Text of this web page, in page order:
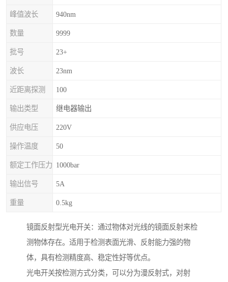
峰值波长 940nm
数量 9999
批号 23+
波长 23nm
近距离探测 100
输出类型 继电器输出
供应电压 220V
操作温度 50
额定工作压力 1000bar
输出信号 5A
重量 0.5kg
镜面反射型光电开关：通过物体对光线的镜面反射来检
测物体存在。适用于检测表面光滑、反射能力强的物
体，具有检测精度高、稳定性好等优点。
光电开关按检测方式分类，可以分为漫反射式，对射